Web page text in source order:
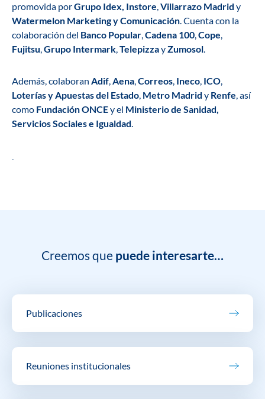
promovida porGrupo Idex, Instore,Villarrazo Madrid y
Watermelon Marketing y Comunicación. Cuenta con la
colaboración del Banco Popular,Cadena 100,Cope,
Fujitsu,Grupo Intermark,TelepizzayZumosol.
Además, colaboran Adif,Aena,Correos, Ineco, ICO,
Loterías y Apuestas del Estado, Metro Madrid y Renfe, así
como Fundación ONCEy el Ministerio de Sanidad,
Servicios Sociales e Igualdad.
Creemos que puede interesarte…
Publicaciones
Reuniones institucionales